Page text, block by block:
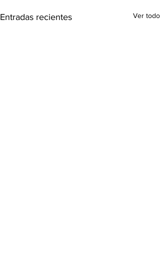
Entradas recientes Ver todo